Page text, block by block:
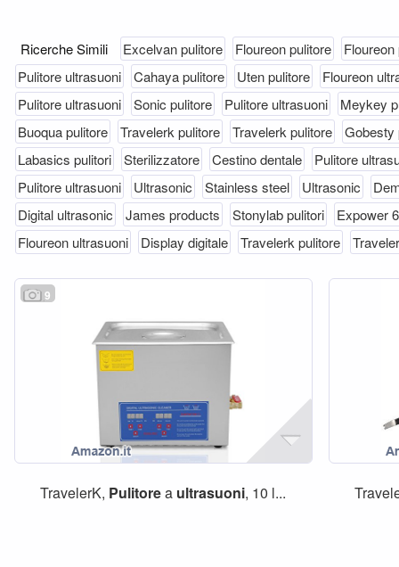
Ricerche Simili Excelvan pulitore Floureon pulitore
Floureon
Pulitore ultrasuoni
Cahaya pulitore Uten pulitore
Floureon
Pulitore ultrasuoni
Sonic pulitore Pulitore ultrasuoni
Meykey
Buoqua pulitore
Travelerk pulitore Travelerk pulitore
Gobesty
Labasics pulitori
Sterilizzatore Cestino dentale
Pulitore
Pulitore ultrasuoni
Ultrasonic Stainless steel Ultrasonic
Digital ultrasonic
James products Stonylab pulitori
Expower
Floureon ultrasuoni
Display digitale Travelerk pulitore
9
TravelerK, Pulitorea ultrasuoni, 10 l...